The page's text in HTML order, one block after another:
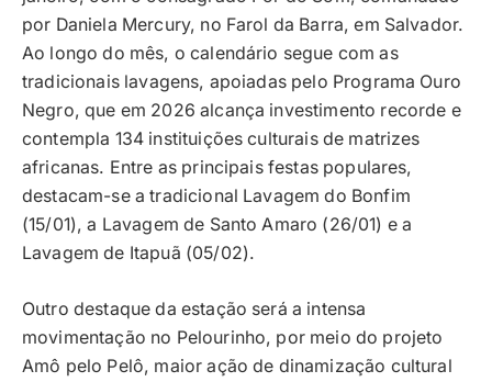
por Daniela Mercury, no Farol da Barra, em Salvador.
Ao longo do mês, o calendário segue com as
tradicionais lavagens, apoiadas pelo Programa Ouro
Negro, que em 2026 alcança investimento recorde e
contempla 134 instituições culturais de matrizes
africanas. Entre as principais festas populares,
destacam-se a tradicional Lavagem do Bonfim
(15/01), a Lavagem de Santo Amaro (26/01) e a
Lavagem de Itapuã (05/02).
Outro destaque da estação será a intensa
movimentação no Pelourinho, por meio do projeto
Amô pelo Pelô, maior ação de dinamização cultural